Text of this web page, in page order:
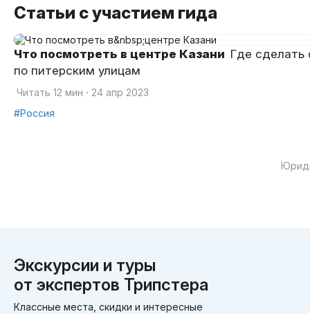
Статьи с участием гида
Что посмотреть в центре Казани Где сделать
по питерским улицам
Читать 12 мин · 24 апр 2023
#Россия
Экскурсии и туры
от экспертов Трипстера
Классные места, скидки и интересные